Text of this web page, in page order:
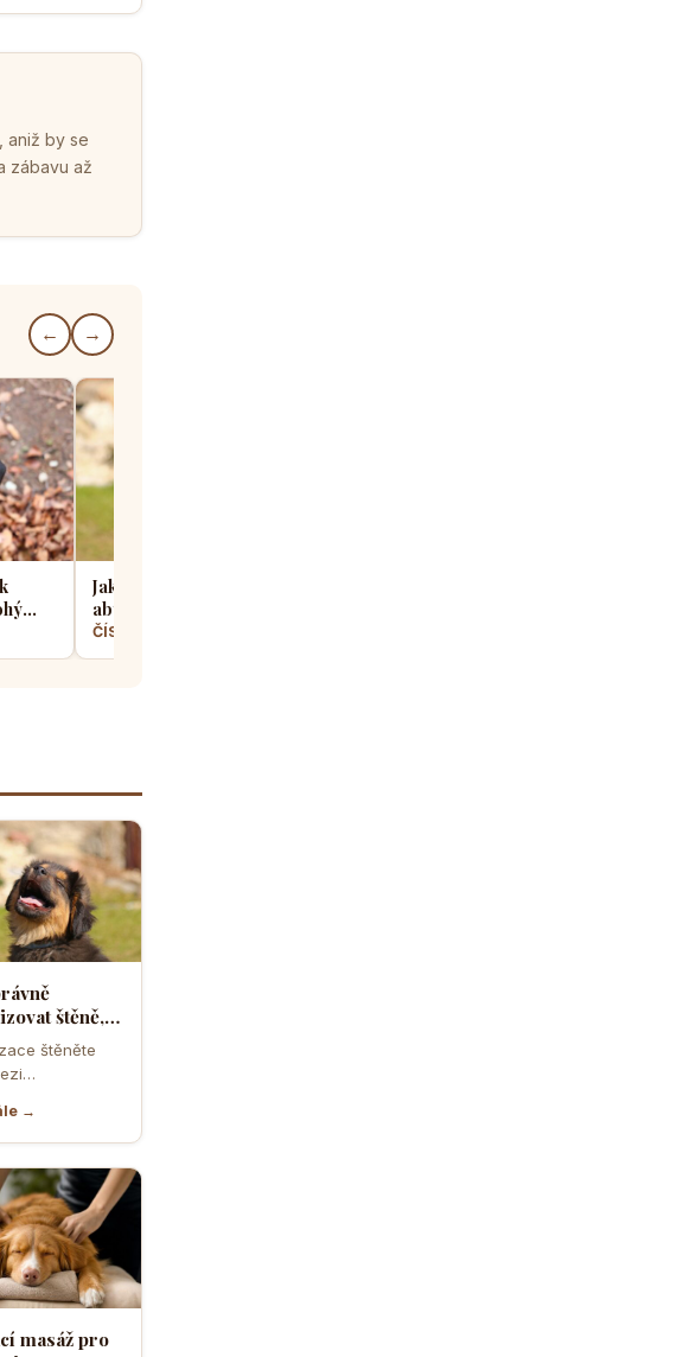
aniž by se
zábavu až
← →
Jak správně socializovat štěně,
aby z něj vyrostl sebevědomý
a klidný pes
ČÍST VÍCE →
štěně,
vyrostl
a
štěněte
měsíců života.
tomto období
→
masáž pro